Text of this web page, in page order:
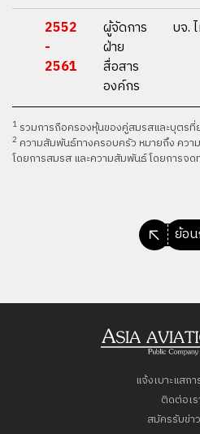
2552
-
2561
ผู้จัดการ
ฝ่าย
สื่อสาร
องค์กร
บจ.
1 รวมการถือครองหุ้นของคู่สมรสและบุตรที่
2 ความสัมพันธ์ทางครอบครัว หมายถึง คว
โดยการสมรส และความสัมพันธ์โดยการจด
ย้อ
แจ้งเบาะแสก
ติดต่อเร
สมัครรับข่า